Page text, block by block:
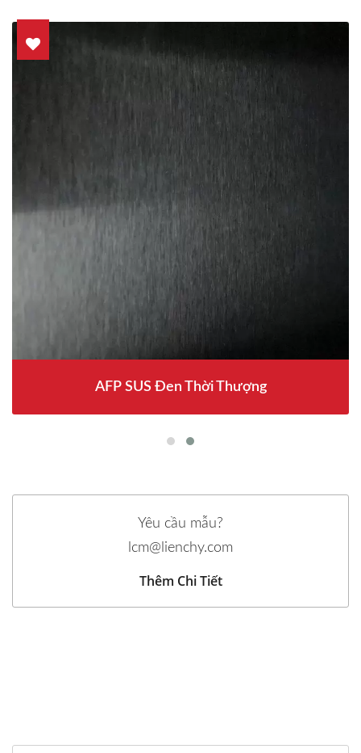
AFP SUS Đen Thời Thượng
Yêu cầu mẫu?
lcm@lienchy.com
Thêm Chi Tiết